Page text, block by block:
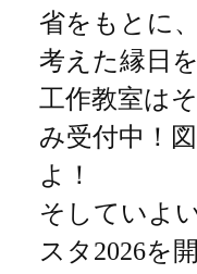
省をもとに
考えた縁日
工作教室は
み受付中！
よ！
そしていよ
スタ2026を